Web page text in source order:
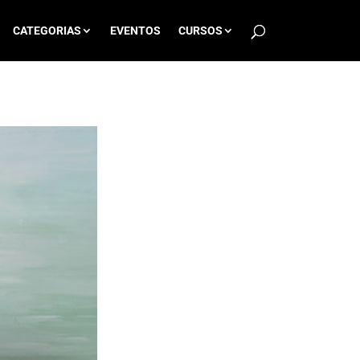
CATEGORIAS EVENTOS CURSOS